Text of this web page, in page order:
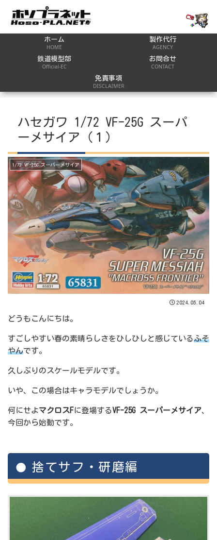
ホーム
HOME
製作代行
AGENCY
鉄道模型部
Official-EC
お問合せ
CONTACT
免責事項
DISCLAIMER
ハセガワ 1/72 VF-25G スーパ
ーメサイア（１）
1/72 VF-25G スーパーメサイア
2024.05.04
どうもこんにちは。
すごしやすい春の素晴らしさをひしひしと感じているふそ
やんです。
久しぶりのスケールモデルです。
いや、この場合はキャラモデルでしょうか。
何にせよマクロスFに登場するVF-25G スーパーメサイア、
今回から始動です。
捨てサフ・研磨編